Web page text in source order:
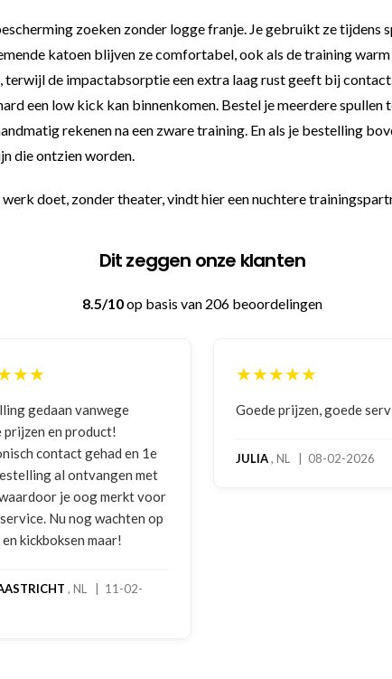
zoeken zonder logge franje. Je gebruikt ze tijdens
katoen blijven ze comfortabel, ook als de training
de impactabsorptie een extra laag rust geeft bij
een low kick kan binnenkomen. Bestel je meerdere
rekenen na een zware training. En als je bestelling
die ontzien worden.
doet, zonder theater, vindt hier een nuchtere
Dit zeggen onze klanten
8.5/10op basis van 206 beoordelingen
★★★★★
Goede prijzen, goede service
JULIA, NL | 08-02-2026
★★★★★
Zeer
hoog
stond